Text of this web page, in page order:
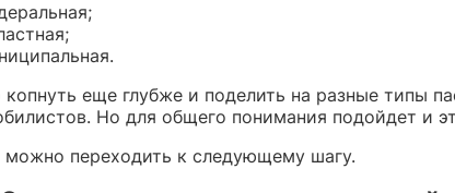
еще глубже и поделить на разные типы
Но для общего понимания подойдет и
можно переходить к следующему шагу.